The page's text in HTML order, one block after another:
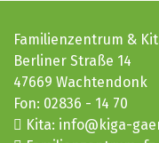
Familienzentrum &
Berliner Straße 14
47669 Wachtendonk
Fon: 02836 - 14 70
Kita: info@kiga-